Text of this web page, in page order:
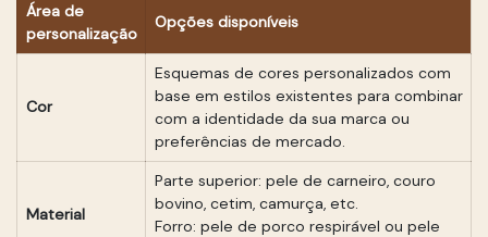
Área de
personalização
Opções disponíveis
Cor
Esquemas de cores personalizados com
base em estilos existentes para combinar
com a identidade da sua marca ou
preferências de mercado.
Material
Parte superior: pele de carneiro, couro
bovino, cetim, camurça, etc.
Forro: pele de porco respirável ou pele